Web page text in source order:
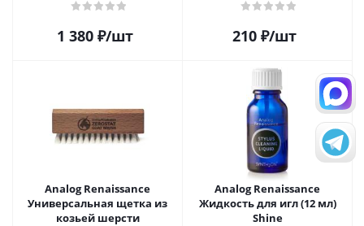
1 380₽/шт 210 ₽/шт
Analog Renaissance
Универсальная щетка из
козьей шерсти
Analog Renaissance
Жидкость для игл (12 мл)
Shine